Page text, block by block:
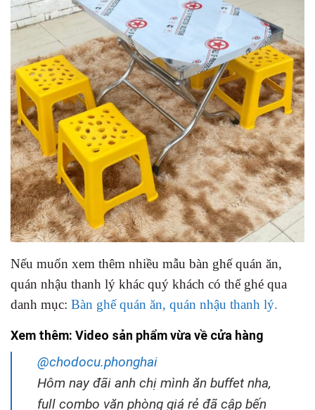
Nếu muốn xem thêm nhiều mẫu bàn ghế quán ăn,
quán nhậu thanh lý khác quý khách có thể ghé qua
danh mục: Bàn ghế quán ăn, quán nhậu thanh lý.
Xem thêm: Video sản phẩm vừa về cửa hàng
@chodocu.phonghai
Hôm nay đãi anh chị mình ăn buffet nha,
full combo văn phòng giá rẻ đã cập bến